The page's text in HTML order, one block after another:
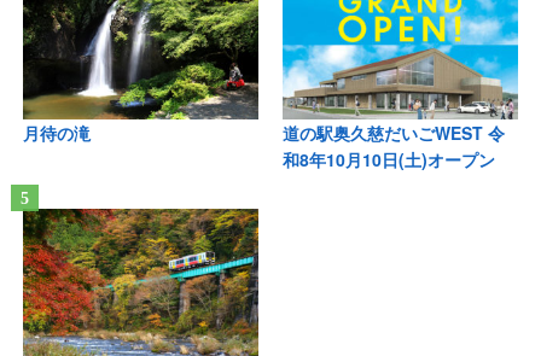
月待の滝
道の駅奥久慈だいごWEST 令
和8年10月10日(土)オープン